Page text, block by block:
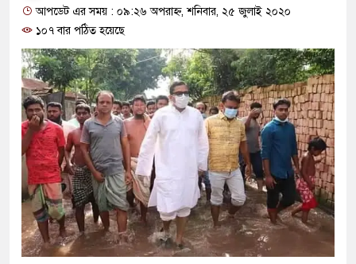
প্রধানমন্ত্রী
মিরপুর মডেল থানার অভিযানে
মাদক কারবারি গ্রেফতার
২৮ লাখ টাকার জাল নোটসহ
থানা পুলিশ
যেকোনো সময় বেনজীরের
নেতৃত্ব ও গণতন্ত্রের মূর্তমান
যে ভাবে ডেভিড ইমনের কাছে
আপডেট এর সময় : ০৯:২৬ অপরাহ্ন, শনিবার, ২৫ জুলাই ২০২০
১০৭ বার পঠিত হয়েছে